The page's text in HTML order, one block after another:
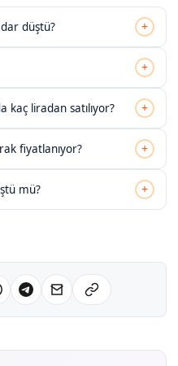
düştü? +
+
kaç liradan satılıyor? +
fiyatlanıyor? +
mü? +